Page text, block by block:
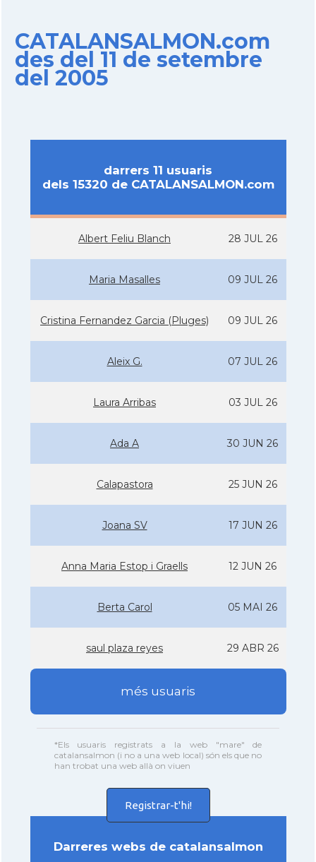
CATALANSALMON.com
des del 11 de setembre
del 2005
darrers 11 usuaris
dels 15320 de CATALANSALMON.com
Albert Feliu Blanch 28 JUL 26
Maria Masalles 09 JUL 26
Cristina Fernandez Garcia (Pluges) 09 JUL 26
Aleix G. 07 JUL 26
Laura Arribas 03 JUL 26
Ada A 30 JUN 26
Calapastora 25 JUN 26
Joana SV 17 JUN 26
Anna Maria Estop i Graells 12 JUN 26
Berta Carol 05 MAI 26
saul plaza reyes 29 ABR 26
més usuaris
*Els usuaris registrats a la web "mare" de
catalansalmon (i no a una web local) són els que no
han trobat una web allà on viuen
Registrar-t'hi!
Darreres webs de catalansalmon